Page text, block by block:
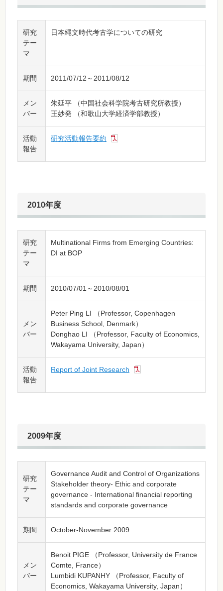
研究
テー
マ
日本縄文時代考古学についての研究
期間 2011/07/12～2011/08/12
メン
バー
朱延平 （中国社会科学院考古研究所教授）
王妙発 （和歌山大学経済学部教授）
活動
報告
研究活動報告要約
2010年度
研究
テー
マ
Multinational Firms from Emerging Countries:
DI at BOP
期間 2010/07/01～2010/08/01
メン
バー
Peter Ping LI （Professor, Copenhagen
Business School, Denmark）
Donghao LI （Professor, Faculty of Economics,
Wakayama University, Japan）
活動
報告
Report of Joint Research
2009年度
研究
テー
マ
Governance Audit and Control of Organizations
Stakeholder theory- Ethic and corporate
governance - International financial reporting
standards and corporate governance
期間 October-November 2009
メン
バー
Benoit PIGE （Professor, University de France
Comte, France）
Lumbidi KUPANHY （Professor, Faculty of
Economics, Wakayama University, Japan）